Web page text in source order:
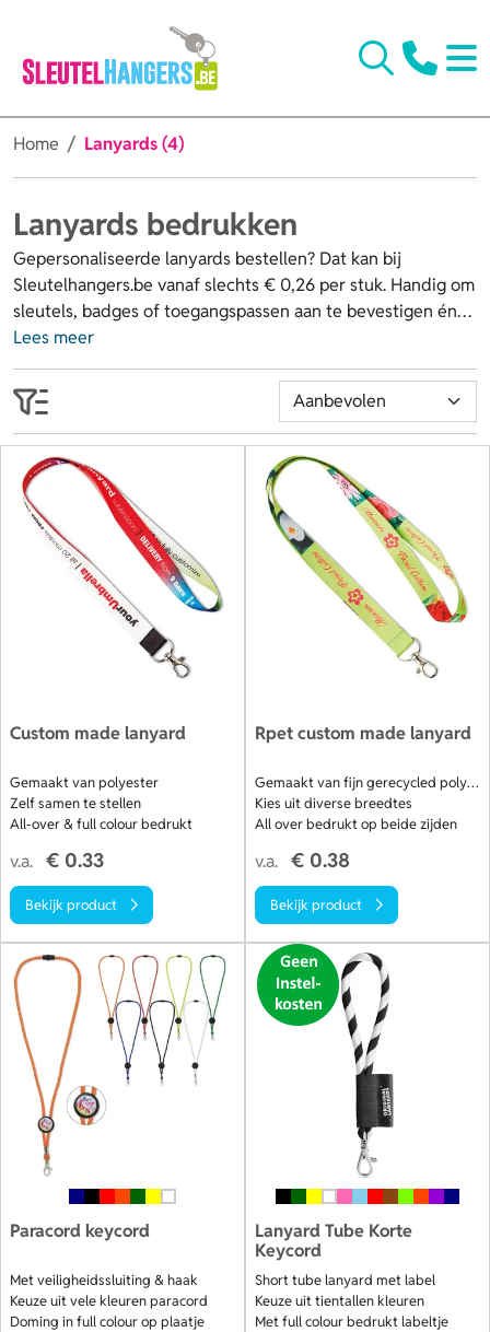
Home Lanyards (4)
Lanyards bedrukken
Gepersonaliseerde lanyards bestellen? Dat kan bij
Sleutelhangers.be vanaf slechts € 0,26 per stuk. Handig om
sleutels, badges of toegangspassen aan te bevestigen én
tegelijk je merk extra in de kijker te zetten. Ga je voor
goedkope keycords van polyester of duurzame keycords
van RPET? Werk ze af met accessoires zoals een
afneembare buckle, veiligheidssluiting of badgehouder.
Laat je lanyards bedrukken met een subtiele opdruk of een
opvallende all-over print in full colour. Zo wordt elke drager
van jouw gepersonaliseerde lanyard een zichtbare
ambassadeur van je merk. Bestel snel of vraag een offerte
op en ontvang gratis een digitaal voorbeeld. Bekijk onze
collectie.
Lees meer
Custom made lanyard
Gemaakt van polyester
Zelf samen te stellen
All-over & full colour bedrukt
v.a. € 0.33
Bekijk product
Rpet custom made lanyard
Gemaakt van fijn gerecycled polyester
Kies uit diverse breedtes
All over bedrukt op beide zijden
v.a. € 0.38
Bekijk product
Paracord keycord
Met veiligheidssluiting & haak
Keuze uit vele kleuren paracord
Doming in full colour op plaatje
Lanyard Tube Korte
Keycord
Short tube lanyard met label
Keuze uit tientallen kleuren
Met full colour bedrukt labeltje